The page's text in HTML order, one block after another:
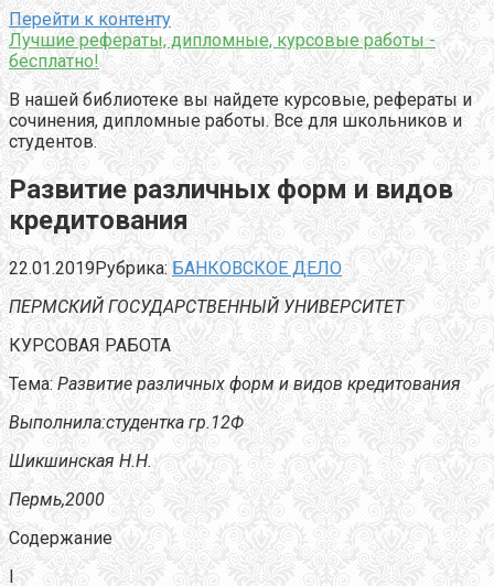
Перейти к контенту
Лучшие рефераты, дипломные, курсовые работы -
бесплатно!
В нашей библиотеке вы найдете курсовые, рефераты и
сочинения, дипломные работы. Все для школьников и
студентов.
Развитие различных форм и видов
кредитования
22.01.2019Рубрика: БАНКОВСКОЕ ДЕЛО
ПЕРМСКИЙ ГОСУДАРСТВЕННЫЙ УНИВЕРСИТЕТ
КУРСОВАЯ РАБОТА
Тема: Развитие различных форм и видов кредитования
Выполнила:студентка гр.12Ф
Шикшинская Н.Н.
Пермь,2000
Содержание
I